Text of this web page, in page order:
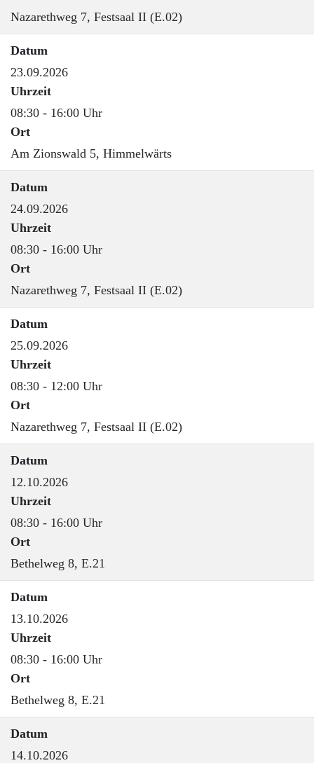
Nazarethweg 7, Festsaal II (E.02)
Datum
23.09.2026
Uhrzeit
08:30 - 16:00 Uhr
Ort
Am Zionswald 5, Himmelwärts
Datum
24.09.2026
Uhrzeit
08:30 - 16:00 Uhr
Ort
Nazarethweg 7, Festsaal II (E.02)
Datum
25.09.2026
Uhrzeit
08:30 - 12:00 Uhr
Ort
Nazarethweg 7, Festsaal II (E.02)
Datum
12.10.2026
Uhrzeit
08:30 - 16:00 Uhr
Ort
Bethelweg 8, E.21
Datum
13.10.2026
Uhrzeit
08:30 - 16:00 Uhr
Ort
Bethelweg 8, E.21
Datum
14.10.2026